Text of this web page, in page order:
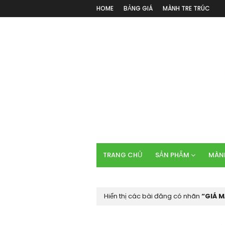
HOME BẢNG GIÁ MÀNH TRE TRÚC
TRANG CHỦ SẢN PHẨM
Hiển thị các bài đăng có nhãn GIÁ